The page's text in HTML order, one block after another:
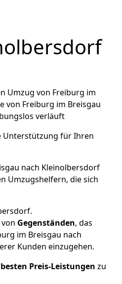
Umzug von Freiburg im
von Freiburg im Breisgau
verläuft
Unterstützung für Ihren
nach Kleinolbersdorf
Umzugshelfern, die sich
von Gegenständen, das
im Breisgau nach
Kunden einzugehen.
besten Preis-Leistungen zu